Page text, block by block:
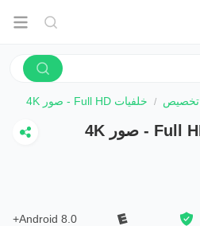
تخصيص خلفيات Full HD - صور 4K
Android 8.0+